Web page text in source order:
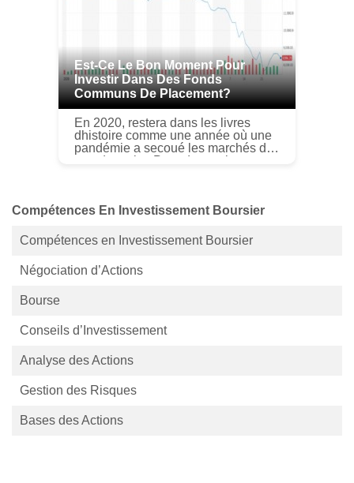
Est-Ce Le Bon Moment Pour
Investir Dans Des Fonds
Communs De Placement?
En 2020, restera dans les livres
dhistoire comme une année où une
pandémie a secoué les marchés du
monde entier. Pour de nombreux
Compétences En Investissement Boursier
Compétences en Investissement Boursier
Négociation d’Actions
Bourse
Conseils d’Investissement
Analyse des Actions
Gestion des Risques
Bases des Actions